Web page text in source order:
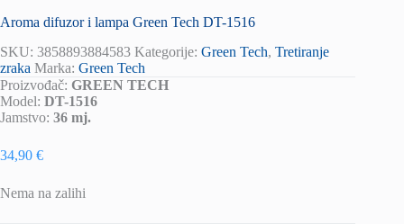
Aroma difuzor i lampa Green Tech DT-1516
SKU: 3858893884583 Kategorije: Green Tech, Tretiranje
zraka Marka: Green Tech
Proizvođač: GREEN TECH
Model: DT-1516
Jamstvo: 36 mj.
34,90 €
Nema na zalihi